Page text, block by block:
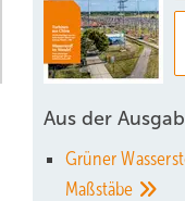
Aus der
Grüner
Maßstäbe